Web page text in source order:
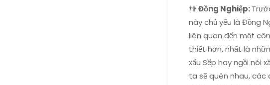
👬 Đồng Nghiệp:
này chủ yếu là Đồng
liên quan đến một
thiết hơn, nhất là
xấu Sếp hay ngồi nói
ta sẽ quên nhau, các